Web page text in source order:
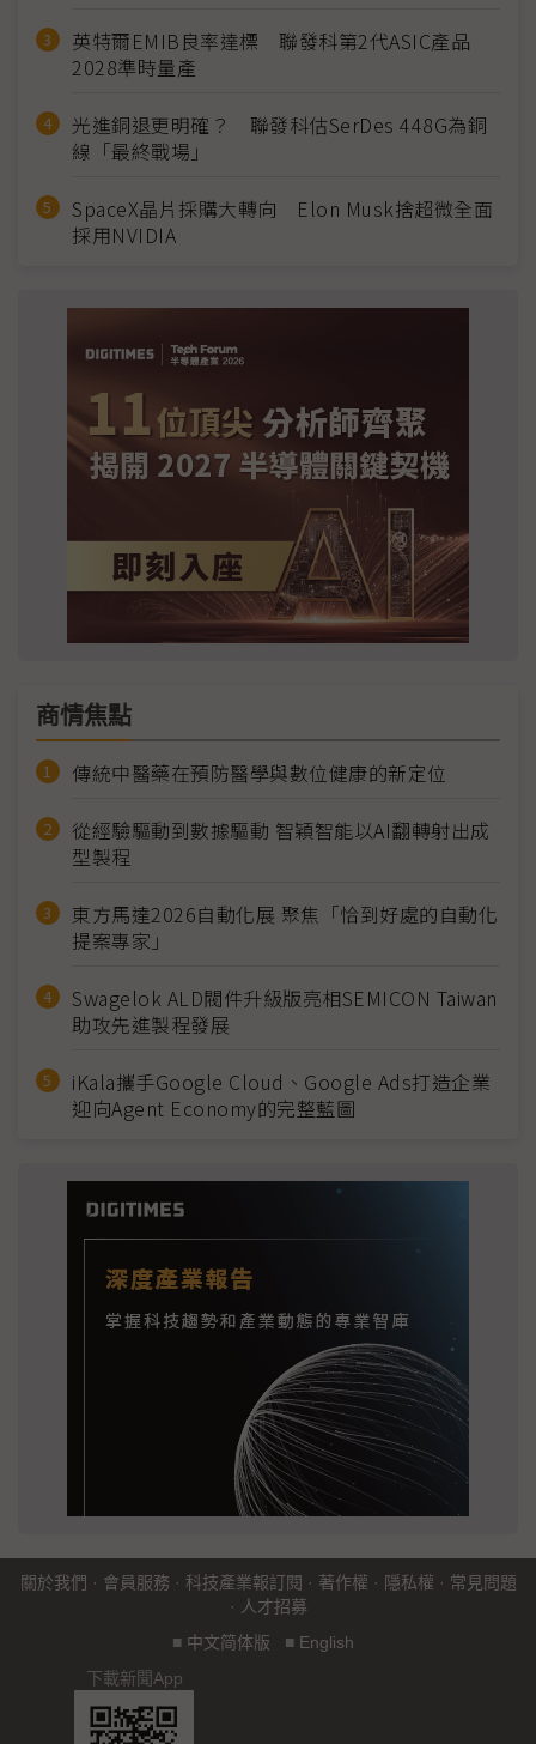
英特爾EMIB良率達標 聯發科第2代ASIC產品
2028準時量產
光進銅退更明確？ 聯發科估SerDes 448G為銅
線「最終戰場」
SpaceX晶片採購大轉向 Elon Musk捨超微全面
採用NVIDIA
商情焦點
傳統中醫藥在預防醫學與數位健康的新定位
從經驗驅動到數據驅動 智穎智能以AI翻轉射出成
型製程
東方馬達2026自動化展 聚焦「恰到好處的自動化
提案專家」
Swagelok ALD閥件升級版亮相SEMICON Taiwan
助攻先進製程發展
iKala攜手Google Cloud、Google Ads打造企業
迎向Agent Economy的完整藍圖
關於我們 · 會員服務 · 科技產業報訂閱 · 著作權 · 隱私權 · 常見問題
· 人才招募
■ 中文简体版 ■ English
下載新聞App